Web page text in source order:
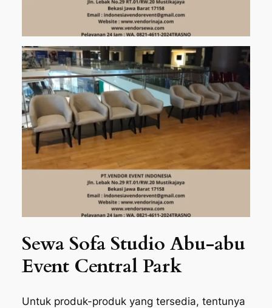
Sewa Sofa Studio Abu-abu
Event Central Park
Untuk produk-produk yang tersedia, tentunya